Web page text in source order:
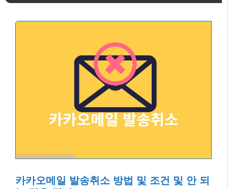
카카오메일 발송취소 방법 및 조건 및 안 되